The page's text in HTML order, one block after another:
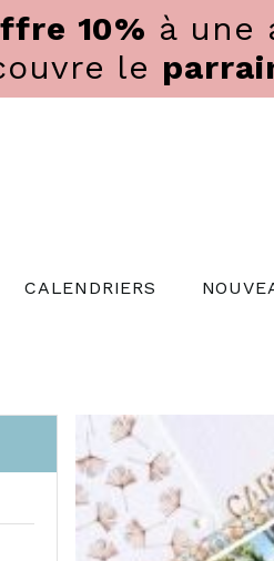
10% à une
le
CALENDRIERS